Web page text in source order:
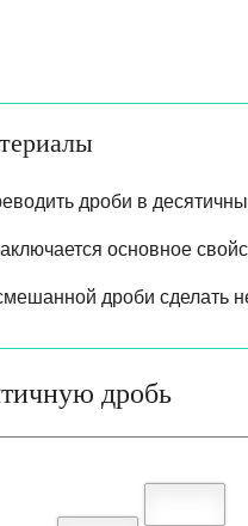
дроби в
основное
дроби сделать
дробь